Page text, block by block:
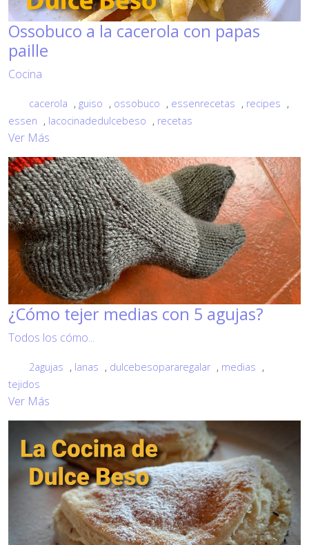
Ossobuco a la cacerola con papas
paille
Cocina
cacerola , guiso , ossobuco , essenrecetas , recipes ,
essen , lacocinadedulcebeso , recetas
Ver Más
¿Cómo tejer medias con 5 agujas?
Todos los cómo...
2agujas , lanas , dulcebesopararegalar , medias ,
tejidos
Ver Más